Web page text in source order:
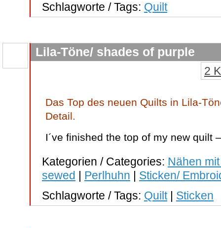
Schlagworte / Tags: Quilt
Lila-Töne/ shades of purple
2
Das Top des neuen Quilts in Lila-
Detail.
I´ve finished the top of my new quilt
Kategorien / Categories: Nähen
sewed | Perlhuhn | Sticken/
Schlagworte / Tags: Quilt| Sticken